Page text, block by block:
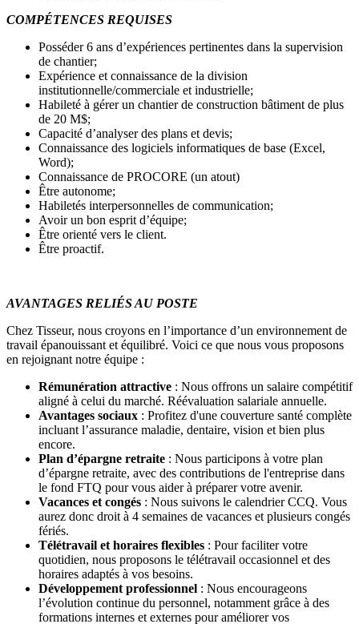
COMPÉTENCES REQUISES
Posséder 6 ans d’expériences pertinentes dans la supervision
de chantier;
Expérience et connaissance de la division
institutionnelle/commerciale et industrielle;
Habileté à gérer un chantier de construction bâtiment de plus
de 20 M$;
Capacité d’analyser des plans et devis;
Connaissance des logiciels informatiques de base (Excel,
Word);
Connaissance de PROCORE (un atout)
Être autonome;
Habiletés interpersonnelles de communication;
Avoir un bon esprit d’équipe;
Être orienté vers le client.
Être proactif.
AVANTAGES RELIÉS AU POSTE
Chez Tisseur, nous croyons en l’importance d’un environnement de
travail épanouissant et équilibré. Voici ce que nous vous proposons
en rejoignant notre équipe :
Rémunération attractive : Nous offrons un salaire compétitif
aligné à celui du marché. Réévaluation salariale annuelle.
Avantages sociaux : Profitez d'une couverture santé complète
incluant l’assurance maladie, dentaire, vision et bien plus
encore.
Plan d’épargne retraite : Nous participons à votre plan
d’épargne retraite, avec des contributions de l'entreprise dans
le fond FTQ pour vous aider à préparer votre avenir.
Vacances et congés : Nous suivons le calendrier CCQ. Vous
aurez donc droit à 4 semaines de vacances et plusieurs congés
fériés.
Télétravail et horaires flexibles : Pour faciliter votre
quotidien, nous proposons le télétravail occasionnel et des
horaires adaptés à vos besoins.
Développement professionnel : Nous encourageons
l’évolution continue du personnel, notamment grâce à des
formations internes et externes pour améliorer vos